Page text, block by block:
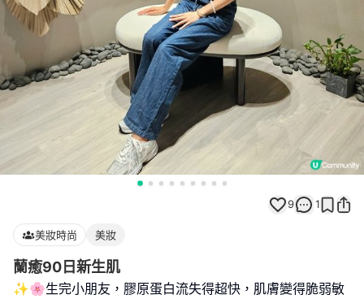
9 1
美妝時尚 美妝
蘭癒90日新生肌
✨🌸生完小朋友，膠原蛋白流失得超快，肌膚變得脆弱敏